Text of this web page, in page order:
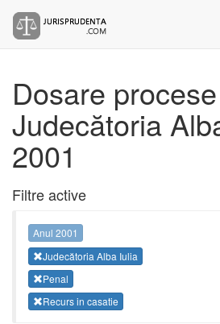
Dosare procese
Judecătoria
2001
Filtre active
Anul 2001
Judecătoria Alba Iulia
Penal
Recurs in casatie